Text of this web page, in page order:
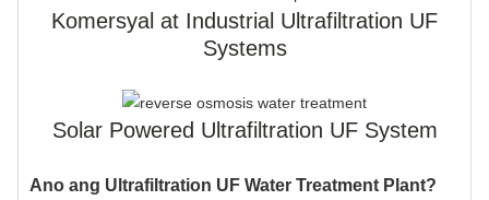
Komersyal at Industrial Ultrafiltration UF
Systems
Solar Powered Ultrafiltration UF System
Ano ang Ultrafiltration UF Water Treatment Plant?